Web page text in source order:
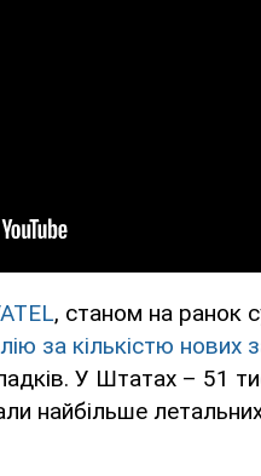
, станом на ранок
за кількістю нових
У Штатах – 51
найбільше